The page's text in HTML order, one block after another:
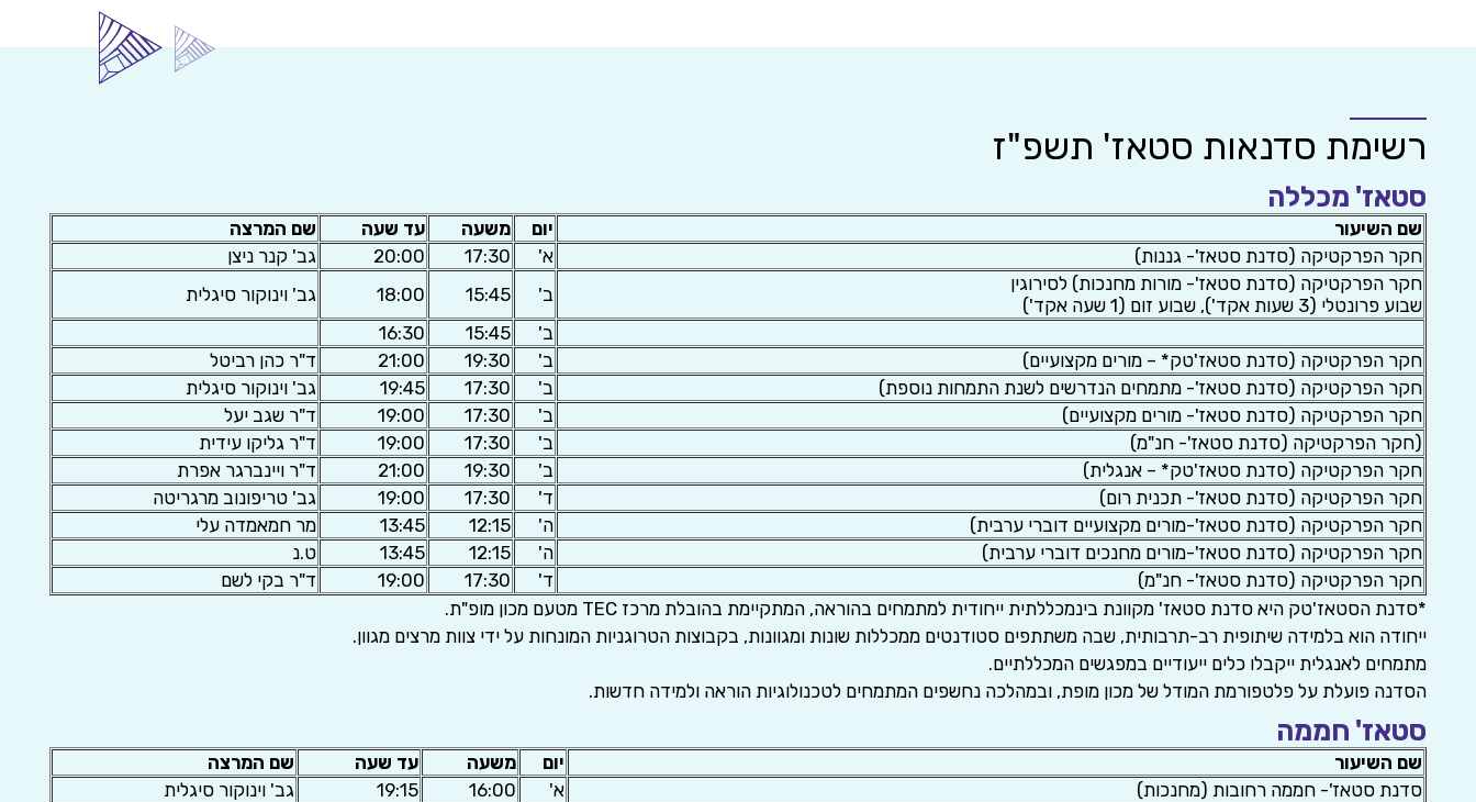
רשימת סדנאות סטאז' תשפ"ז
סטאז' מכללה
שם השיעור יום משעה עד שעה
שם המרצה
חקר הפרקטיקה (סדנת סטאז'- גננות)
א' 17:30
20:00
גב' קנר ניצן
חקר הפרקטיקה (סדנת סטאז'- מורות מחנכות) לסירוגין
שבוע פרונטלי (3 שעות אקד'), שבוע זום (1 שעה אקד')
ב' 15:45
18:00
גב' וינוקור סיגלית
ב'
15:45
16:30
חקר הפרקטיקה (סדנת סטאז'טק* – מורים מקצועיים)
ב' 19:30
21:00
ד"ר כהן רביטל
חקר הפרקטיקה (סדנת סטאז'- מתמחים הנדרשים לשנת התמחות נוספת)
ב' 17:30
19:45
גב' וינוקור סיגלית
חקר הפרקטיקה (סדנת סטאז'- מורים מקצועיים)
ב' 17:30
19:00
ד"ר שגב יעל
(חקר הפרקטיקה (סדנת סטאז'- חנ"מ)
ב' 17:30
19:00
ד"ר גליקו עידית
חקר הפרקטיקה (סדנת סטאז'טק* – אנגלית)
ב' 19:30
21:00
ד"ר ויינברגר אפרת
חקר הפרקטיקה (סדנת סטאז'- תכנית רום)
ד' 17:30
19:00
גב' טריפונוב מרגריטה
חקר הפרקטיקה (סדנת סטאז'-מורים מקצועיים דוברי ערבית)
ה' 12:15
13:45
מר חמאמדה עלי
חקר הפרקטיקה (סדנת סטאז'-מורים מחנכים דוברי ערבית)
ה' 12:15
13:45
ט.נ
חקר הפרקטיקה (סדנת סטאז'- חנ"מ)
ד' 17:30
19:00
ד"ר בקי לשם
*סדנת הסטאז'טק היא סדנת סטאז' מקוונת בינמכללתית ייחודית למתמחים בהוראה, המתקיימת בהובלת מרכז TEC מטעם מכון מופ"ת.
ייחודה הוא בלמידה שיתופית רב-תרבותית, שבה משתתפים סטודנטים ממכללות שונות ומגוונות, בקבוצות הטרוגניות המונחות על ידי צוות מרצים מגוון.
מתמחים לאנגלית ייקבלו כלים ייעודיים במפגשים המכללתיים.
הסדנה פועלת על פלטפורמת המודל של מכון מופת, ובמהלכה נחשפים המתמחים לטכנולוגיות הוראה ולמידה חדשות.
סטאז' חממה
שם השיעור יום משעה עד שעה
שם המרצה
סדנת סטאז'- חממה רחובות (מחנכות)
א' 16:00
19:15
גב' וינוקור סיגלית